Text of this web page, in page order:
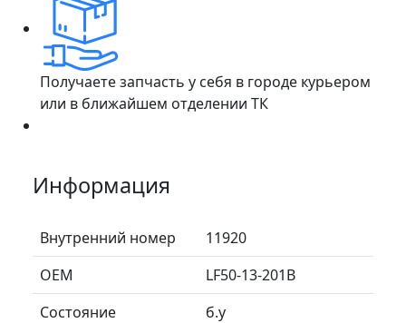
Получаете запчасть у себя в городе курьером
или в ближайшем отделении ТК
Информация
Внутренний номер
11920
ОЕМ
LF50-13-201B
Состояние
б.у